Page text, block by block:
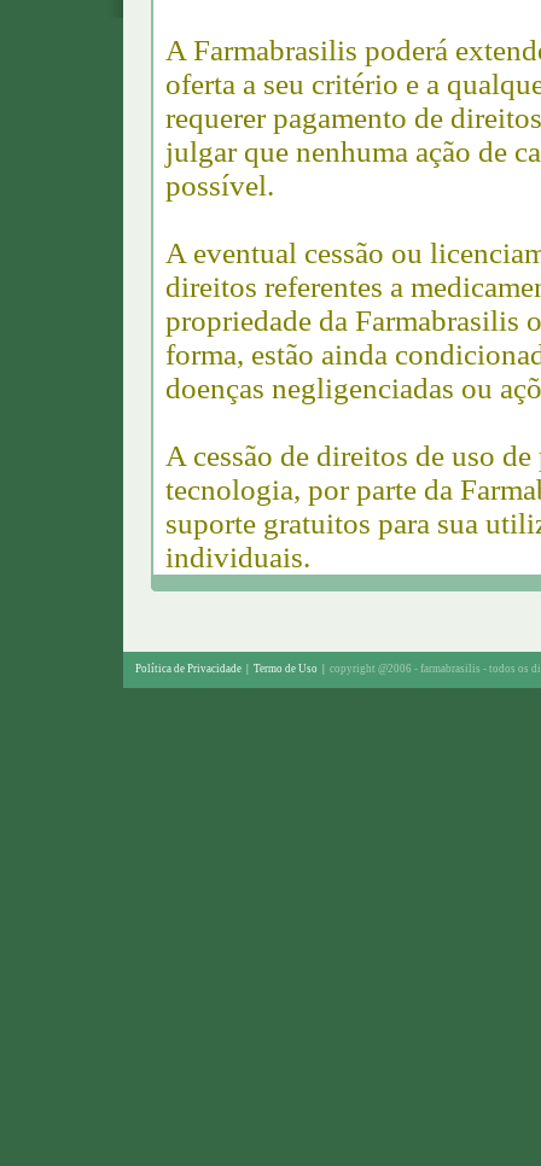
A Farmabrasilis poderá
oferta a seu critério e a
requerer pagamento de
julgar que nenhuma ação de
possível.
A eventual cessão ou
direitos referentes a
propriedade da Farmabrasilis
forma, estão ainda
doenças negligenciadas ou
A cessão de direitos de uso
tecnologia, por parte da
suporte gratuitos para sua
individuais.
Política de Privacidade Termo de Uso copyright @2006 - farmabrasilis - todos os